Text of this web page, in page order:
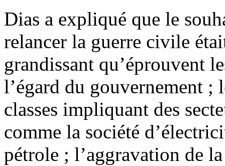
Dias a expliqué que le
relancer la guerre civile
grandissant qu’éprouvent
l’égard du gouvernement ;
classes impliquant des
comme la société
pétrole ; l’aggravation de